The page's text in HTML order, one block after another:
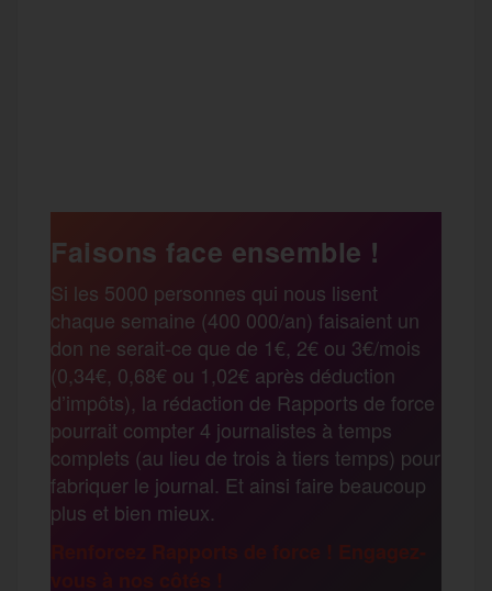
b
o
o
k
t
e
r
l
s
a
g
e
m
r
t
a
g
e
Faisons face ensemble !
Si les 5000 personnes qui nous lisent
chaque semaine (400 000/an) faisaient un
don ne serait-ce que de 1€, 2€ ou 3€/mois
(0,34€, 0,68€ ou 1,02€ après déduction
d’impôts), la rédaction de Rapports de force
pourrait compter 4 journalistes à temps
complets (au lieu de trois à tiers temps) pour
fabriquer le journal. Et ainsi faire beaucoup
plus et bien mieux.
Renforcez Rapports de force ! Engagez-
vous à nos côtés !